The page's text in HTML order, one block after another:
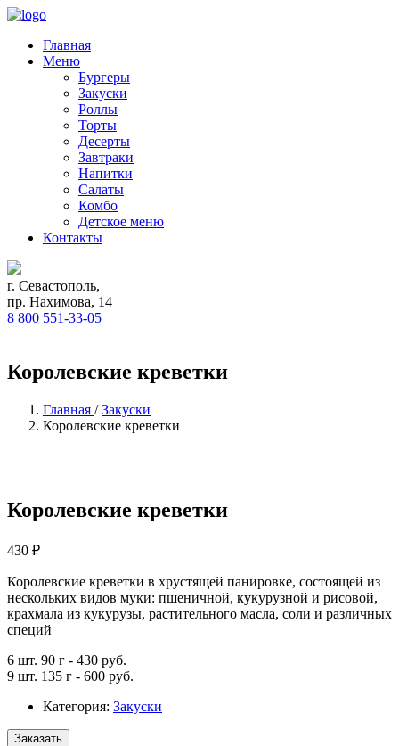
Главная
Меню
Бургеры
Закуски
Роллы
Торты
Десерты
Завтраки
Напитки
Салаты
Комбо
Детское меню
Контакты
г. Севастополь,
пр. Нахимова, 14
8 800 551-33-05
Королевские креветки
Главная /Закуски
Королевские креветки
Королевские креветки
430 ₽
Королевские креветки в хрустящей панировке, состоящей из
нескольких видов муки: пшеничной, кукурузной и рисовой,
крахмала из кукурузы, растительного масла, соли и различных
специй
6 шт. 90 г - 430 руб.
9 шт. 135 г - 600 руб.
Категория: Закуски
Заказать